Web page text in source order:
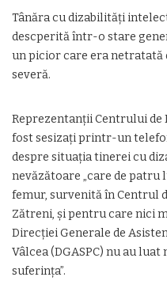
Tânăra cu dizabilităţi
descperită într-o stare
un picior care era netratată
severă.
Reprezentanţii Centrului de
fost sesizaţi printr-un
despre situaţia tinerei cu
nevăzătoare „care de
femur, survenită în Centrul
Zătreni, şi pentru care nici
Direcţiei Generale de
Vâlcea (DGASPC) nu au
suferinţa”.